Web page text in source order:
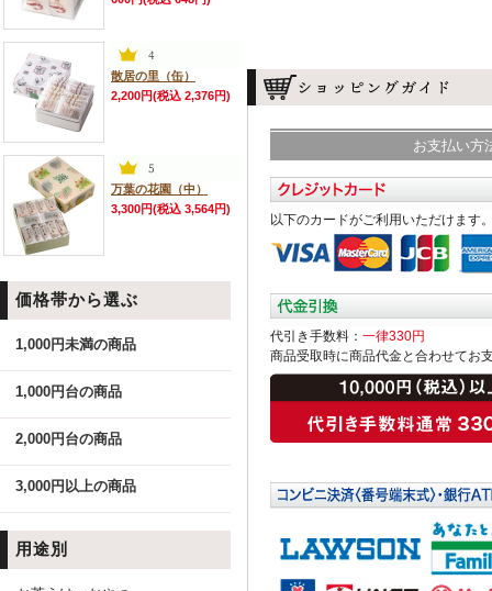
散居の里（缶）
2,200円(税込 2,376円)
万葉の花園（中）
3,300円(税込 3,564円)
価格帯から選ぶ
1,000円未満の商品
1,000円台の商品
2,000円台の商品
3,000円以上の商品
用途別
お支払い方
以下のカードがご利用いただけます
代引き手数料： 一律330円
商品受取時に商品代金と合わせてお